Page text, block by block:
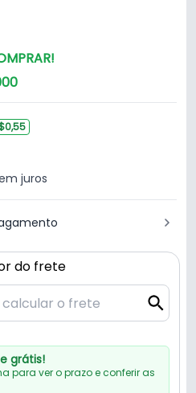
juros
do frete
grátis!
para ver o prazo e conferir as